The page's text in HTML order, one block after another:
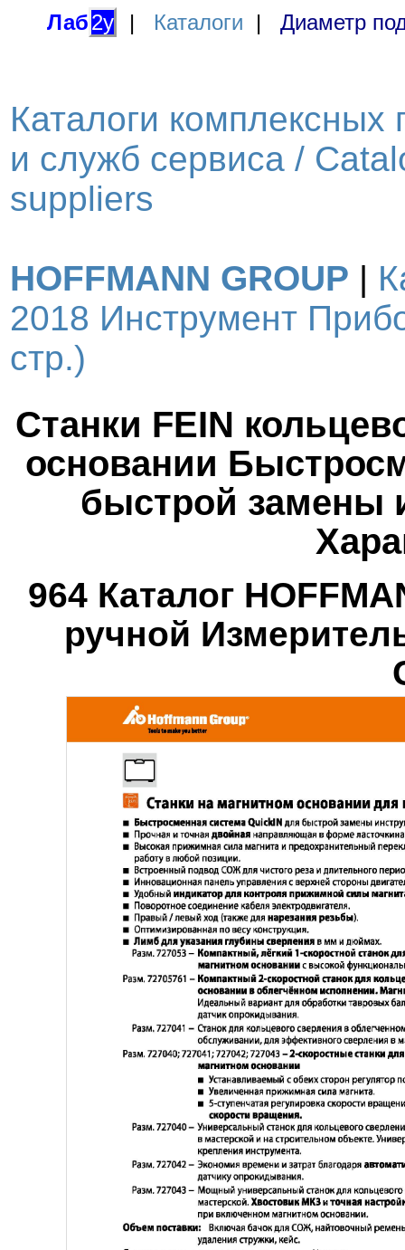
Лаб2у | Каталоги | Диаметр
Каталоги
и служб сервиса /
suppliers
HOFFMANN GROUP |
2018 Инструмент
стр.)
Станки FEIN
основании
быстрой замены
964 Каталог
ручной